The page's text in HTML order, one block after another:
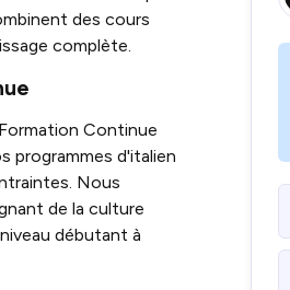
des cours
complète.
Continue
programmes d'italien
Nous
de la culture
débutant à